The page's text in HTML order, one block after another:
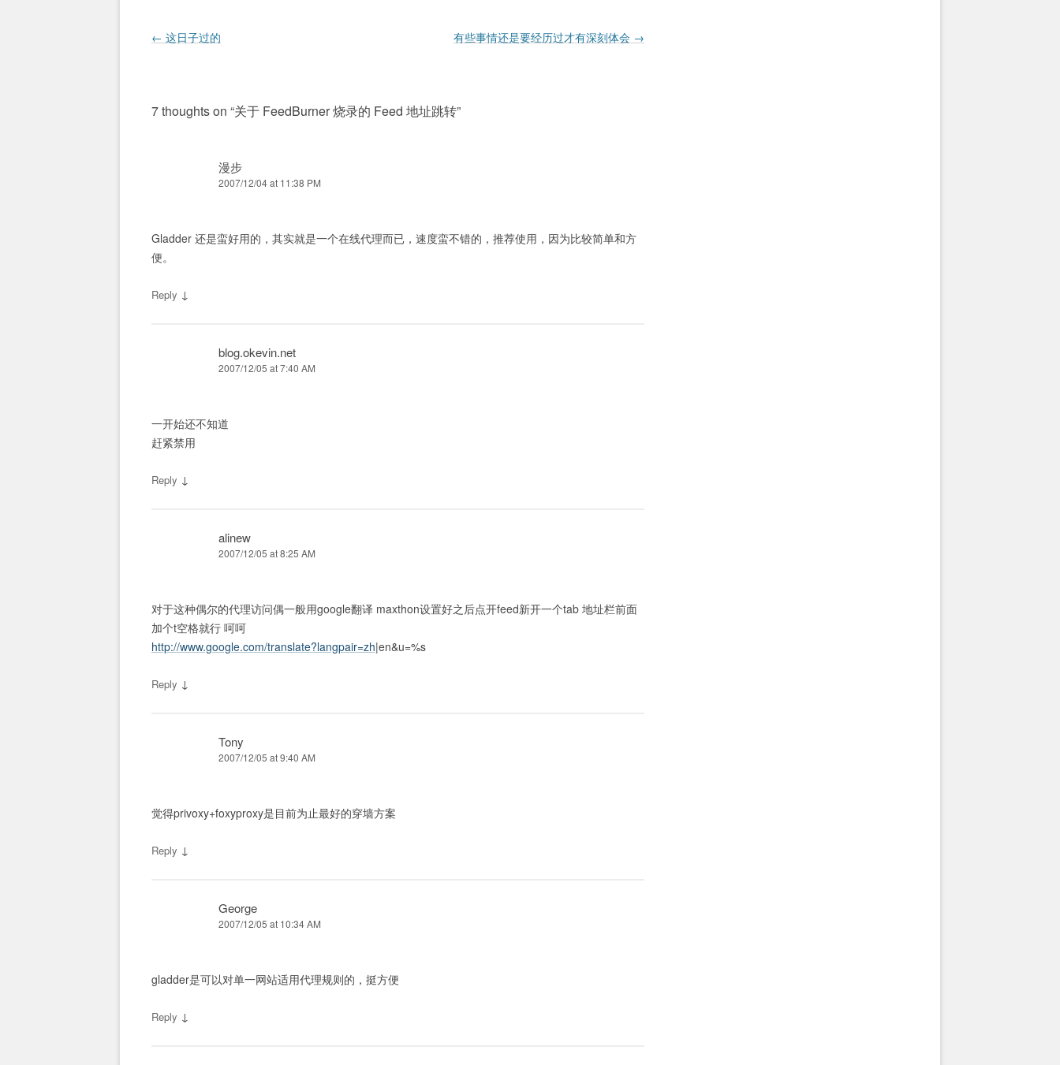
Post navigation
← 这日子过的 有些事情还是要经历过才有深刻体会 →
7 thoughts on “关于 FeedBurner 烧录的 Feed 地址跳转”
漫步
2007/12/04 at 11:38 PM
Gladder 还是蛮好用的，其实就是一个在线代理而已，速度蛮不错的，推荐使用，因为比较简单和方
便。
Reply ↓
blog.okevin.net
2007/12/05 at 7:40 AM
一开始还不知道
赶紧禁用
Reply ↓
alinew
2007/12/05 at 8:25 AM
对于这种偶尔的代理访问偶一般用google翻译 maxthon设置好之后点开feed新开一个tab 地址栏前面
加个t空格就行 呵呵
http://www.google.com/translate?langpair=zh|en&u=%s
Reply ↓
Tony
2007/12/05 at 9:40 AM
觉得privoxy+foxyproxy是目前为止最好的穿墙方案
Reply ↓
George
2007/12/05 at 10:34 AM
gladder是可以对单一网站适用代理规则的，挺方便
Reply ↓